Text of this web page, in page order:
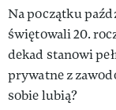
Na początku
świętowali 20.
dekad stanowi
prywatne z
sobie lubią?